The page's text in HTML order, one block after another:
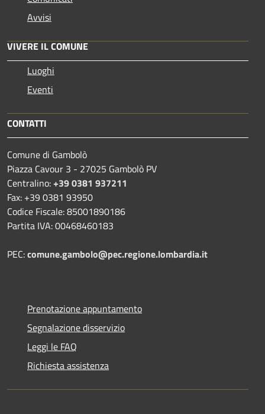
Avvisi
VIVERE IL COMUNE
Luoghi
Eventi
CONTATTI
Comune di Gambolò
Piazza Cavour 3 - 27025 Gambolò PV
Centralino:+39 0381 937211
Fax: +39 0381 93950
Codice Fiscale: 85001890186
Partita IVA: 00468460183
PEC:comune.gambolo@pec.regione.lombardia.it
Prenotazione appuntamento
Segnalazione disservizio
Leggi le FAQ
Richiesta assistenza